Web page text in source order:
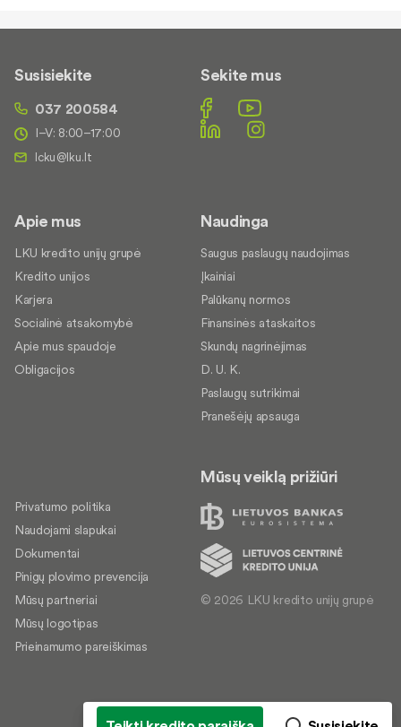
Susisiekite
037 200584
I–V: 8:00–17:00
Sekite mus
Apie mus
LKU kredito unijų grupė
Kredito unijos
Karjera
Socialinė atsakomybė
Apie mus spaudoje
Obligacijos
Naudinga
Saugus paslaugų naudojimas
Įkainiai
Palūkanų normos
Finansinės ataskaitos
Skundų nagrinėjimas
D. U. K.
Paslaugų sutrikimai
Pranešėjų apsauga
Privatumo politika
Naudojami slapukai
Dokumentai
Pinigų plovimo prevencija
Mūsų partneriai
Mūsų logotipas
Prieinamumo pareiškimas
Mūsų veiklą prižiūri
© 2026 LKU kredito unijų grupė